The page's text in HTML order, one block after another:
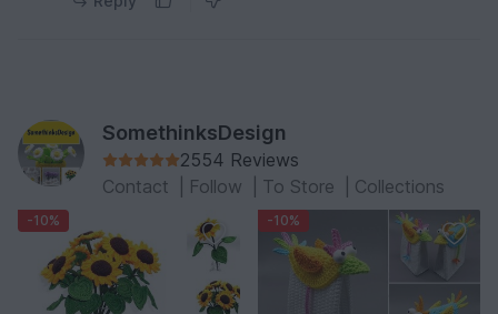
SomethinksDesign
2554 Reviews
Contact
Follow To Store Collections
-10% -10%